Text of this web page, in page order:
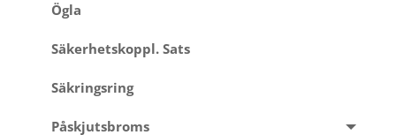
Ögla
Säkerhetskoppl. Sats
Säkringsring
Påskjutsbroms